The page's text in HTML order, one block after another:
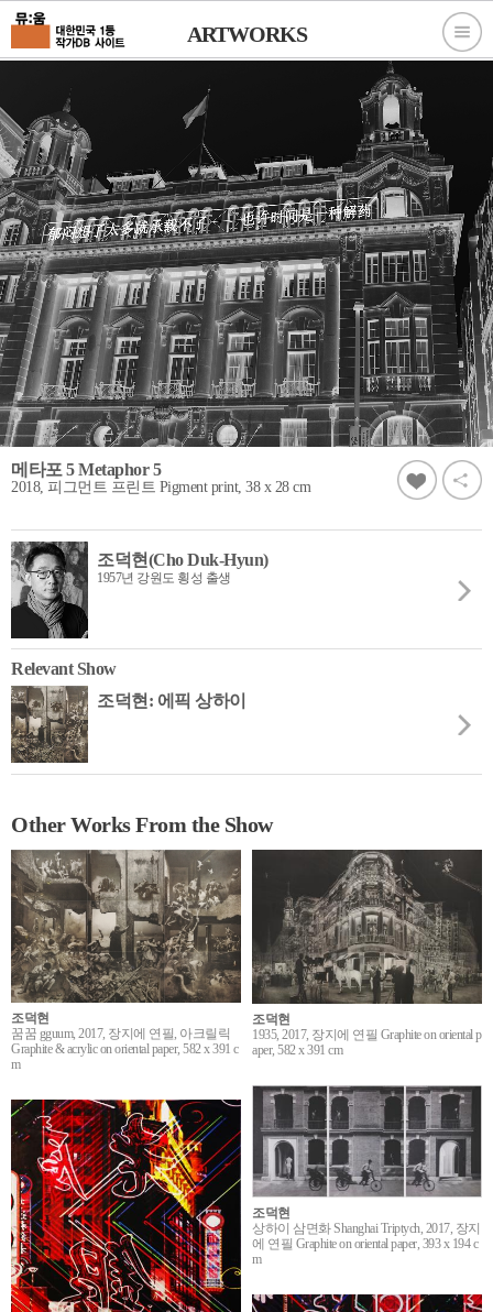
ARTWORKS
메타포 5 Metaphor 5
2018, 피그먼트 프린트 Pigment print, 38 x 28 cm
조덕현(Cho Duk-Hyun)
1957년 강원도 횡성 출생
Relevant Show
조덕현: 에픽 상하이
Other Works From the Show
조덕현
꿈꿈 gguum, 2017, 장지에 연필, 아크릴릭
Graphite & acrylic on oriental paper, 582 x 391 c
m
조덕현
1935, 2017, 장지에 연필 Graphite on oriental p
aper, 582 x 391 cm
조덕현
상하이 삼면화 Shanghai Triptych, 2017, 장지
에 연필 Graphite on oriental paper, 393 x 194 c
m